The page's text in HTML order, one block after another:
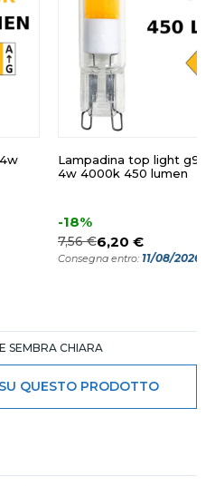
Lampadina top light g9
4w 4000k 450 lumen
-18%
7,56 €6,20 €
Consegna entro: 11/08/2026
SEMBRA CHIARA
QUESTO PRODOTTO